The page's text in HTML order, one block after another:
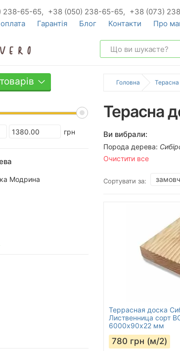
238-65-65, +38 (050) 238-65-65, +38 (073)
Гарантія Блог Контакти Про
грн
Модрина
Головна
Терасна
Ви вибрали:
Порода дерева:
Очистити все
Сортувати за:
Террасная доска
Лиственница сорт
6000х90х22 мм
780 грн (м/2)